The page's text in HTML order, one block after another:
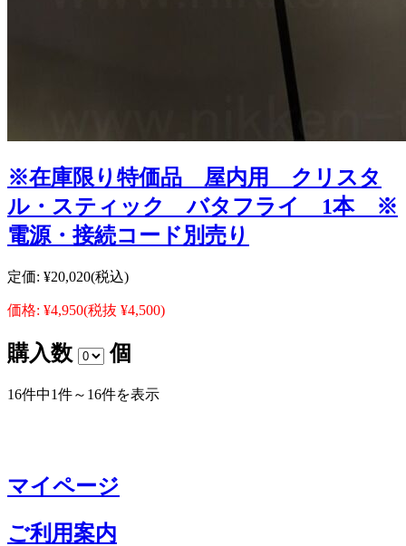
※在庫限り特価品 屋内用 クリスタ
ル・スティック バタフライ 1本 ※
電源・接続コード別売り
定価: ¥20,020(税込)
価格: ¥4,950(税抜 ¥4,500)
購入数 個
16件中1件～16件を表示
マイページ
ご利用案内